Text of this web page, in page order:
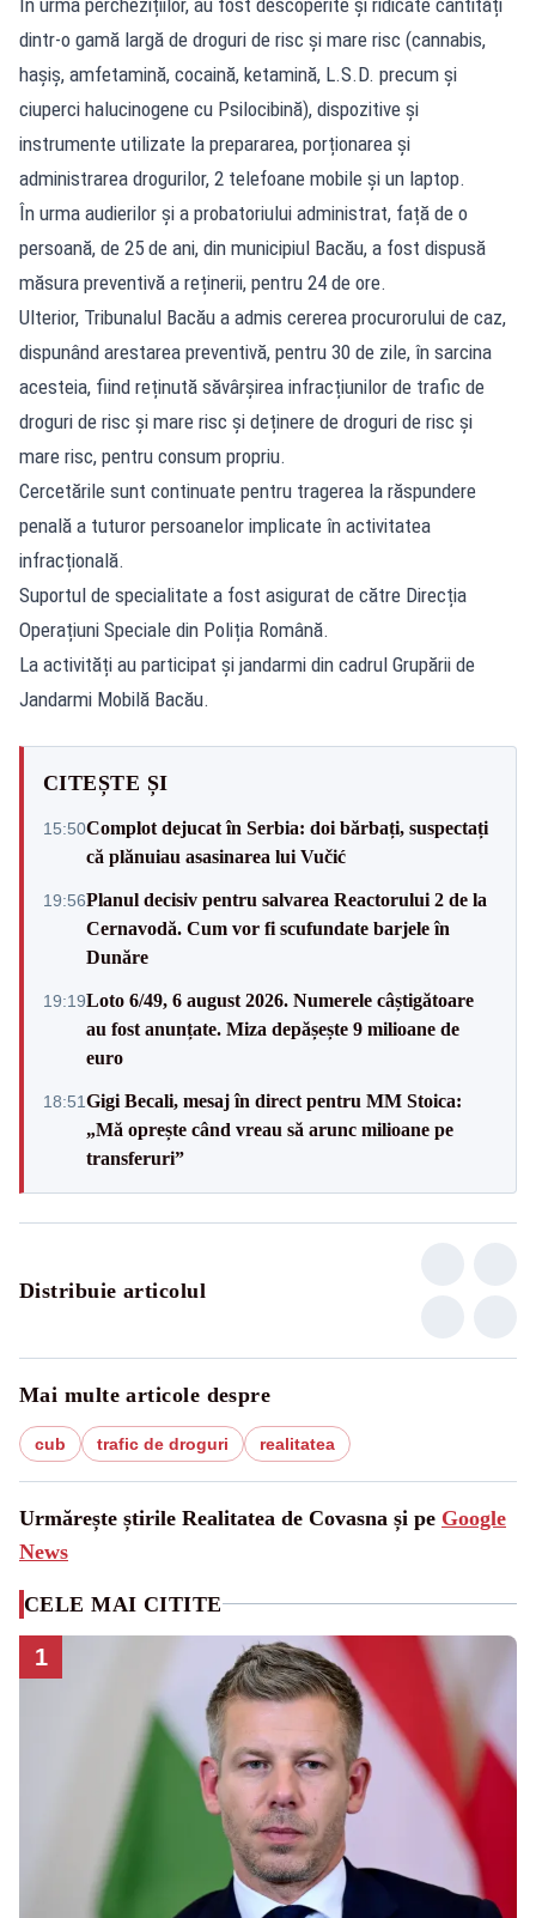
dintr-o gamă largă de droguri de risc și mare risc (cannabis,
hașiș, amfetamină, cocaină, ketamină, L.S.D. precum și
ciuperci halucinogene cu Psilocibină), dispozitive și
instrumente utilizate la prepararea, porționarea și
administrarea drogurilor, 2 telefoane mobile și un laptop.
În urma audierilor și a probatoriului administrat, față de o
persoană, de 25 de ani, din municipiul Bacău, a fost dispusă
măsura preventivă a reținerii, pentru 24 de ore.
Ulterior, Tribunalul Bacău a admis cererea procurorului de caz,
dispunând arestarea preventivă, pentru 30 de zile, în sarcina
acesteia, fiind reținută săvârșirea infracțiunilor de trafic de
droguri de risc și mare risc și deținere de droguri de risc și
mare risc, pentru consum propriu.
Cercetările sunt continuate pentru tragerea la răspundere
penală a tuturor persoanelor implicate în activitatea
infracțională.
Suportul de specialitate a fost asigurat de către Direcția
Operațiuni Speciale din Poliția Română.
La activități au participat și jandarmi din cadrul Grupării de
Jandarmi Mobilă Bacău.
CITEȘTE ȘI
15:50Complot dejucat în Serbia: doi bărbați, suspectați
că plănuiau asasinarea lui Vučić
19:56Planul decisiv pentru salvarea Reactorului 2 de la
Cernavodă. Cum vor fi scufundate barjele în
Dunăre
19:19Loto 6/49, 6 august 2026. Numerele câștigătoare
au fost anunțate. Miza depășește 9 milioane de
euro
18:51Gigi Becali, mesaj în direct pentru MM Stoica:
„Mă oprește când vreau să arunc milioane pe
transferuri”
Distribuie articolul
Mai multe articole despre
cub trafic de droguri realitatea
Urmărește știrile Realitatea de Covasna și pe Google
News
CELE MAI CITITE
1